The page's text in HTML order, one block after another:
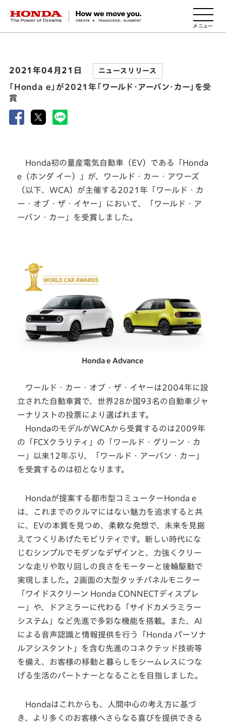
HONDA The Power of Dreams
2021年04月21日 ニュースリリース
「Honda e」が2021年「ワールド・アーバン・カー」を受
賞
Honda初の量産電気自動車（EV）である「Honda
e（ホンダ イー）」が、ワールド・カー・アワーズ
（以下、WCA）が主催する2021年「ワールド・カ
ー・オブ・ザ・イヤー」において、「ワールド・ア
ーバン・カー」を受賞しました。
Honda e Advance
ワールド・カー・オブ・ザ・イヤーは2004年に設
立された自動車賞で、世界28か国93名の自動車ジャ
ーナリストの投票により選ばれます。
HondaのモデルがWCAから受賞するのは2009年
の「FCXクラリティ」の「ワールド・グリーン・カ
ー」以来12年ぶり、「ワールド・アーバン・カー」
を受賞するのは初となります。
Hondaが提案する都市型コミューターHonda e
は、これまでのクルマにはない魅力を追求すると共
に、EVの本質を見つめ、柔軟な発想で、未来を見据
えてつくりあげたモビリティです。新しい時代にな
じむシンプルでモダンなデザインと、力強くクリー
ンな走りや取り回しの良さをモーターと後輪駆動で
実現しました。2画面の大型タッチパネルモニター
「ワイドスクリーン Honda CONNECTディスプレ
ー」や、ドアミラーに代わる「サイドカメラミラー
システム」など先進で多彩な機能を搭載。また、AI
による音声認識と情報提供を行う「Honda パーソナ
ルアシスタント」を含む先進のコネクテッド技術等
を備え、お客様の移動と暮らしをシームレスにつな
げる生活のパートナーとなることを目指しました。
Hondaはこれからも、人間中心の考え方に基づ
き、より多くのお客様へさらなる喜びを提供できる